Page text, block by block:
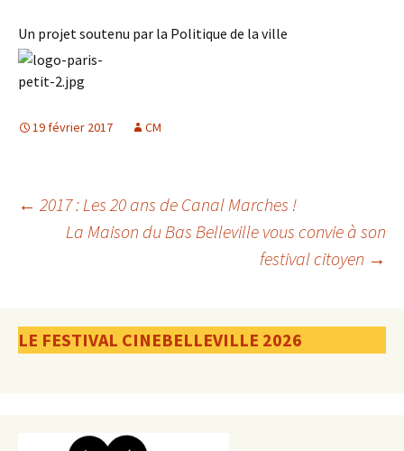
Un projet soutenu par la Politique de la ville
19 février 2017 CM
Navigation
articles
← 2017 : Les 20 ans de Canal Marches !
La Maison du Bas Belleville vous convie à son
festival citoyen →
LE FESTIVAL CINEBELLEVILLE 2026